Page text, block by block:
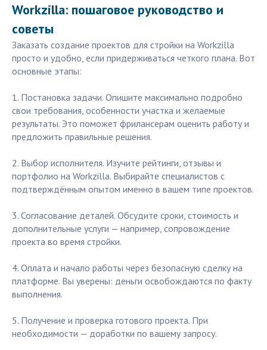
Workzilla: пошаговое руководство и
советы
Заказать создание проектов для стройки на Workzilla
просто и удобно, если придерживаться четкого плана. Вот
основные этапы:
1. Постановка задачи. Опишите максимально подробно
свои требования, особенности участка и желаемые
результаты. Это поможет фрилансерам оценить работу и
предложить правильные решения.
2. Выбор исполнителя. Изучите рейтинги, отзывы и
портфолио на Workzilla. Выбирайте специалистов с
подтверждённым опытом именно в вашем типе проектов.
3. Согласование деталей. Обсудите сроки, стоимость и
дополнительные услуги — например, сопровождение
проекта во время стройки.
4. Оплата и начало работы через безопасную сделку на
платформе. Вы уверены: деньги освобождаются по факту
выполнения.
5. Получение и проверка готового проекта. При
необходимости — доработки по вашему запросу.